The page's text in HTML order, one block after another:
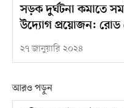
সড়ক দুর্ঘটনা কমাতে
উদ্যোগ প্রয়োজন: রোড
২৭ জানুয়ারি ২০২৪
আরও পড়ুন